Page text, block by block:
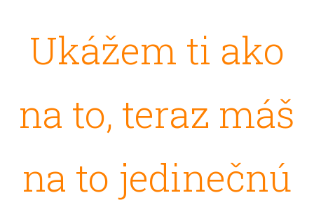
Ukážem ti ako
na to, teraz máš
na to jedinečnú